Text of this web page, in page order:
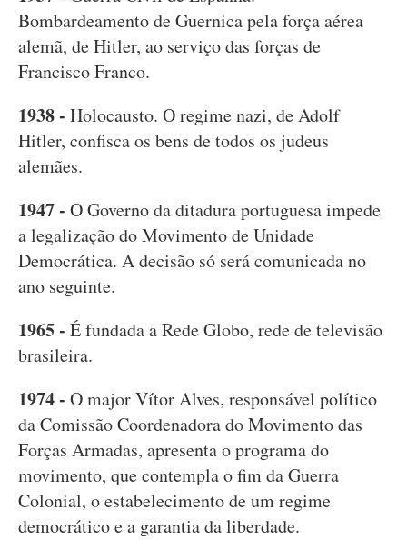
Bombardeamento de Guernica pela força aérea
alemã, de Hitler, ao serviço das forças de
Francisco Franco.
1938 - Holocausto. O regime nazi, de Adolf
Hitler, confisca os bens de todos os judeus
alemães.
1947 - O Governo da ditadura portuguesa impede
a legalização do Movimento de Unidade
Democrática. A decisão só será comunicada no
ano seguinte.
1965 - É fundada a Rede Globo, rede de televisão
brasileira.
1974 - O major Vítor Alves, responsável político
da Comissão Coordenadora do Movimento das
Forças Armadas, apresenta o programa do
movimento, que contempla o fim da Guerra
Colonial, o estabelecimento de um regime
democrático e a garantia da liberdade.